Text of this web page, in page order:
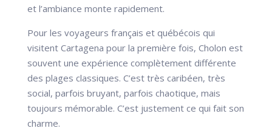
et l’ambiance monte rapidement.
Pour les voyageurs français et québécois qui
visitent Cartagena pour la première fois, Cholon est
souvent une expérience complètement différente
des plages classiques. C’est très caribéen, très
social, parfois bruyant, parfois chaotique, mais
toujours mémorable. C’est justement ce qui fait son
charme.